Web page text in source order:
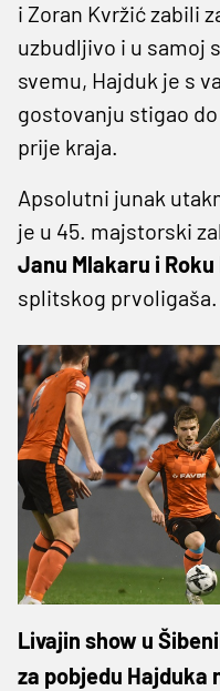
i Zoran Kvržić zabili
uzbudljivo i u samoj
svemu, Hajduk je s
gostovanju stigao
prije kraja.
Apsolutni junak
je u 45. majstorski
Janu Mlakaru i
splitskog prvoligaša.
Livajin show u
za pobjedu Hajduka